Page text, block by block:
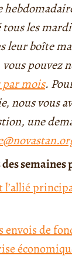
tous les
leur boîte
pouvez
mois.
nous vous
une
semaines
l’allié
envois de